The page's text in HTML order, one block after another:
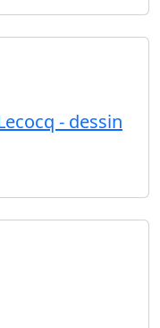
- dessin